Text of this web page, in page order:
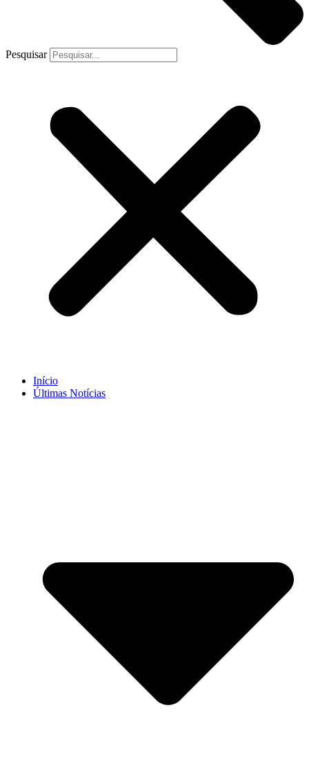
Pesquisar
Início
Últimas Notícias